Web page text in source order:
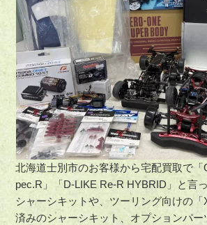
北海道士別市のお客様から宅配買取で
pec.R」「D-LIKE Re-R HYBRID」と言
シャーシキットや、ツーリング向けの「
済みのシャーシキット、オプションパ